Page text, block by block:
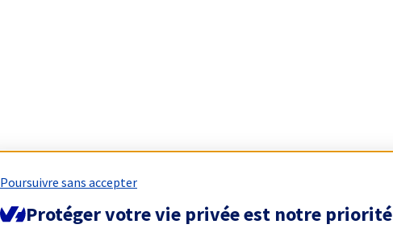
Poursuivre sans accepter
Protéger votre vie privée est notre priorité